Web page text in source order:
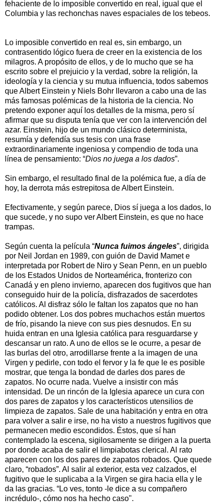
fehaciente de lo imposible convertido en real, igual que el
Columbia y las rechonchas naves espaciales de los tebeos.
Lo imposible convertido en real es, sin embargo, un
contrasentido lógico fuera de creer en la existencia de los
milagros. A propósito de ellos, y de lo mucho que se ha
escrito sobre el prejuicio y la verdad, sobre la religión, la
ideología y la ciencia y su mutua influencia, todos sabemos
queAlbert Einstein y Niels Bohr llevaron a cabo una de las
más famosas polémicas de la historia de la ciencia. No
pretendo exponer aquí los detalles de la misma, pero sí
afirmar que su disputa tenía que ver con la intervención del
azar. Einstein, hijo de un mundo clásico determinista,
resumía y defendía sus tesis con una frase
extraordinariamente ingeniosa y compendio de toda una
línea de pensamiento: “Dios no juega a los dados”.
Sin embargo, el resultado final de la polémica fue, a día de
hoy, la derrota más estrepitosa de Albert Einstein.
Efectivamente, y según parece, Dios sí juega a los dados, lo
que sucede, y no supo ver Albert Einstein, es que no hace
trampas.
Según cuenta la película “Nunca fuimos ángeles”, dirigida
por Neil Jordan en 1989, con guión de David Mamet e
interpretada por Robert de Niro y Sean Penn, en un pueblo
de los Estados Unidos de Norteamérica, fronterizo con
Canadá y en pleno invierno, aparecen dos fugitivos que han
conseguido huir de la policía, disfrazados de sacerdotes
católicos. Al disfraz sólo le faltan los zapatos que no han
podido obtener. Los dos pobres muchachos están muertos
de frío, pisando la nieve con sus pies desnudos. En su
huida entran en una Iglesia católica para resguardarse y
descansar un rato. A uno de ellos se le ocurre, a pesar de
las burlas del otro, arrodillarse frente a la imagen de una
Virgen y pedirle, con todo el fervor y la fe que le es posible
mostrar, que tenga la bondad de darles dos pares de
zapatos. No ocurre nada. Vuelve a insistir con más
intensidad. De un rincón de la Iglesia aparece un cura con
dos pares de zapatos y los característicos utensilios de
limpieza de zapatos. Sale de una habitación y entra en otra
para volver a salir e irse, no ha visto a nuestros fugitivos que
permanecen medio escondidos. Éstos, que sí han
contemplado la escena, sigilosamente se dirigen a la puerta
por donde acaba de salir el limpiabotas clerical. Al rato
aparecen con los dos pares de zapatos robados. Que quede
claro, “robados”. Al salir al exterior, esta vez calzados, el
fugitivo que le suplicaba a la Virgen se gira hacia ella y le
da las gracias. “Lo ves, tonto -le dice a su compañero
incrédulo-, cómo nos ha hecho caso".